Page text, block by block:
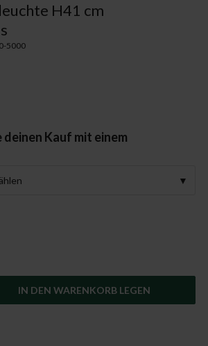
H41 cm
5000
Kauf mit einem
IN DEN WARENKORB LEGEN